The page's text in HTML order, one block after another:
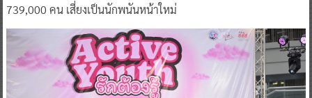
739,000 คน เสี่ยงเป็นนักพนันหน้าใหม่